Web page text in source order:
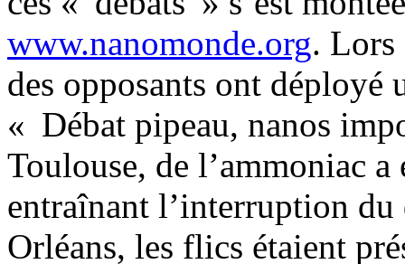
www.nanomonde.org. Lors
des opposants ont déployé
« Débat pipeau, nanos
Toulouse, de l’ammoniac
entraînant l’interruption
Orléans, les flics étaient